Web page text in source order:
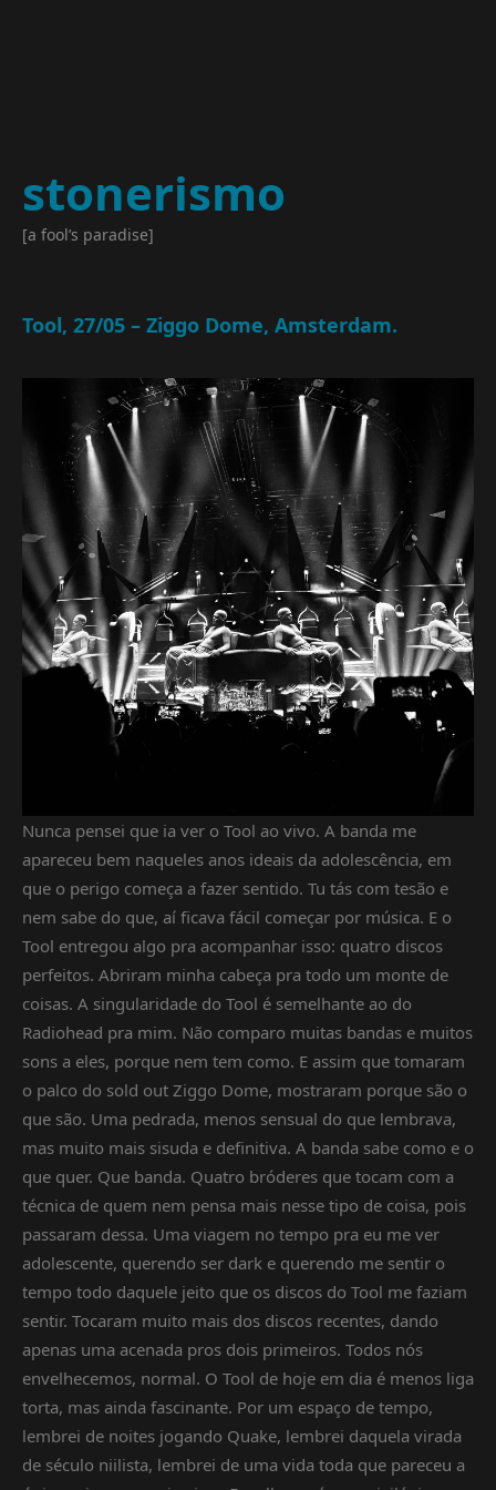
stonerismo
[a fool’s paradise]
Tool, 27/05 – Ziggo Dome, Amsterdam.
Nunca pensei que ia ver o Tool ao vivo. A banda me
apareceu bem naqueles anos ideais da adolescência, em
que o perigo começa a fazer sentido. Tu tás com tesão e
nem sabe do que, aí ficava fácil começar por música. E o
Tool entregou algo pra acompanhar isso: quatro discos
perfeitos. Abriram minha cabeça pra todo um monte de
coisas. A singularidade do Tool é semelhante ao do
Radiohead pra mim. Não comparo muitas bandas e muitos
sons a eles, porque nem tem como. E assim que tomaram
o palco do sold out Ziggo Dome, mostraram porque são o
que são. Uma pedrada, menos sensual do que lembrava,
mas muito mais sisuda e definitiva. A banda sabe como e o
que quer. Que banda. Quatro bróderes que tocam com a
técnica de quem nem pensa mais nesse tipo de coisa, pois
passaram dessa. Uma viagem no tempo pra eu me ver
adolescente, querendo ser dark e querendo me sentir o
tempo todo daquele jeito que os discos do Tool me faziam
sentir. Tocaram muito mais dos discos recentes, dando
apenas uma acenada pros dois primeiros. Todos nós
envelhecemos, normal. O Tool de hoje em dia é menos liga
torta, mas ainda fascinante. Por um espaço de tempo,
lembrei de noites jogando Quake, lembrei daquela virada
de século niilista, lembrei de uma vida toda que pareceu a